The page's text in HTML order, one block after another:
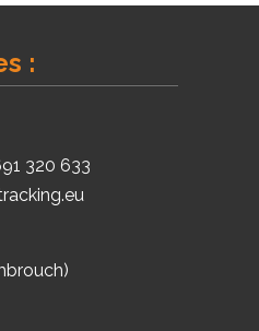
:
320 633